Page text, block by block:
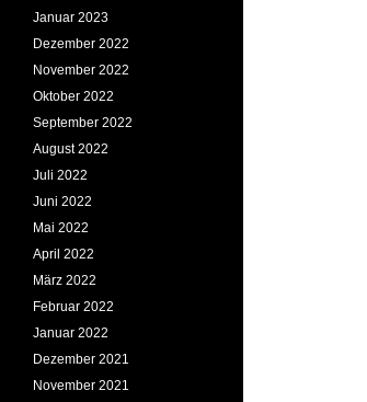
Januar 2023
Dezember 2022
November 2022
Oktober 2022
September 2022
August 2022
Juli 2022
Juni 2022
Mai 2022
April 2022
März 2022
Februar 2022
Januar 2022
Dezember 2021
November 2021